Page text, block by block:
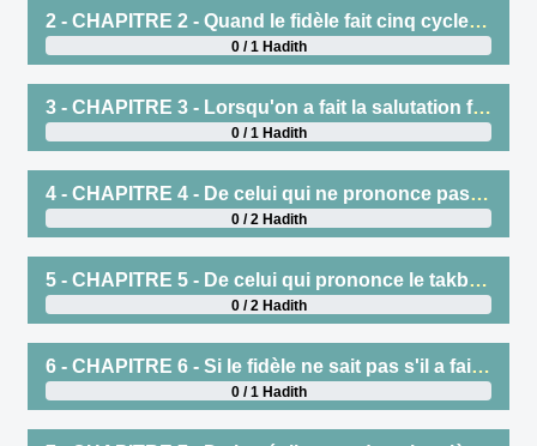
2 - CHAPITRE 2 - Quand le fidèle fait cinq cycles de prière .
0 / 1 Hadith
3 - CHAPITRE 3 - Lorsqu'on a fait la salutation finale après deux ou trois cycles de prière , on se prosterne deux fois comme dans la prière ou plus longuement encore
0 / 1 Hadith
4 - CHAPITRE 4 - De celui qui ne prononce pas la profession de foi après les deux prosternations ( faites à la suite d'une prière incomplète par distraction .
0 / 2 Hadith
5 - CHAPITRE 5 - De celui qui prononce le takbir dans les deux prosternations ( faites à la suite d'une prière incomplète par distraction )
0 / 2 Hadith
6 - CHAPITRE 6 - Si le fidèle ne sait pas s'il a fait trois ou quatre cycles de prière , il se prosternera deux fois tout en restant assis .
0 / 1 Hadith